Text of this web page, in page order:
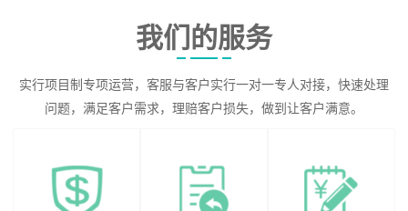
我们的服务
实行项目制专项运营，客服与客户实行一对一专人对接，快速处理
问题，满足客户需求，理赔客户损失，做到让客户满意。